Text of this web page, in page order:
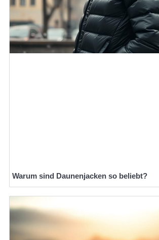
Warum sind Daunenjacken so beliebt?